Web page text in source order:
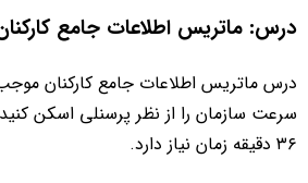
درس: ماتریس اطلاعات جامع
درس ماتریس اطلاعات جامع کارکنان
سرعت سازمان را از نظر پرسنلی اسکن
۳۶ دقیقه زمان نیاز دارد.